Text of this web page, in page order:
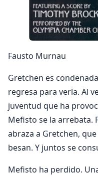
Fausto Murnau
Gretchen es
regresa para verla. Al
juventud que ha
Mefisto se la arrebata.
abraza a Gretchen,
besan. Y juntos se
Mefisto ha perdido.